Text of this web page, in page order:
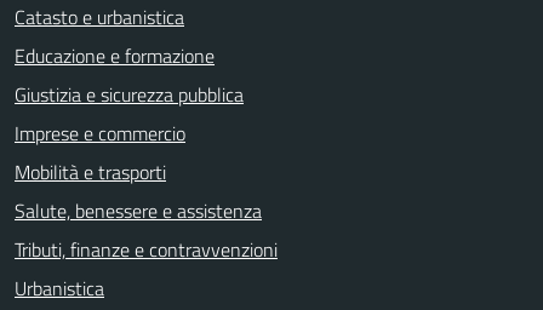
Catasto e urbanistica
Educazione e formazione
Giustizia e sicurezza pubblica
Imprese e commercio
Mobilità e trasporti
Salute, benessere e assistenza
Tributi, finanze e contravvenzioni
Urbanistica